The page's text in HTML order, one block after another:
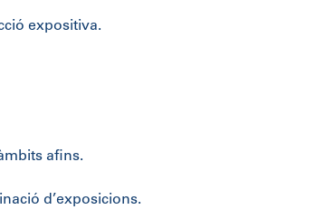
expositiva.
afins.
d’exposicions.